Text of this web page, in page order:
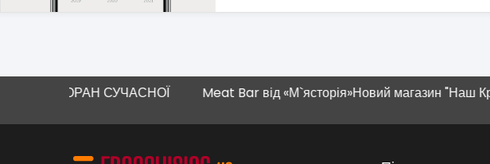
СУЧАСНОЇ Meat Bar від «М`ясторія»Новий магазин "Наш Край" у